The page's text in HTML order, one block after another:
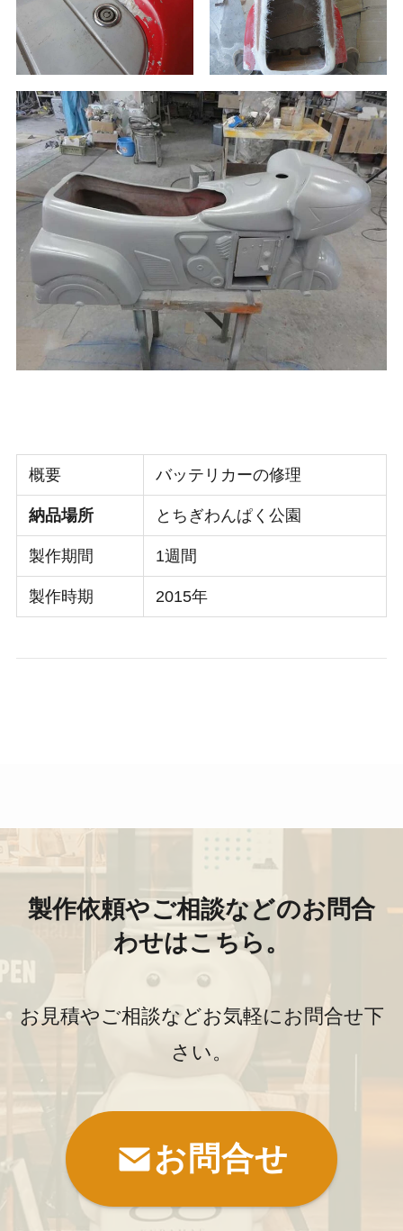
概要 バッテリカーの修理
納品場所 とちぎわんぱく公園
製作期間 1週間
製作時期 2015年
製作依頼やご相談などのお問合
わせはこちら。
お見積やご相談などお気軽にお問合せ下
さい。
お問合せ